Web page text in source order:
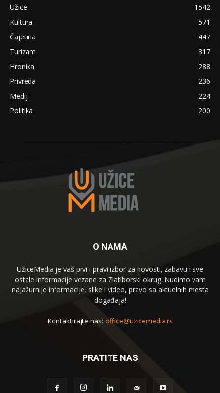
Užice
1542
Kultura
571
Čajetina
447
Turizam
317
Hronika
288
Privreda
236
Mediji
224
Politika
200
O NAMA
UžiceMedia je vaš prvi i pravi izbor za novosti, zabavu i sve
ostale informacije vezane za Zlatiborski okrug. Nudimo vam
najažurnije informacije, slike i video, pravo sa aktuelnih mesta
događaja!
Kontaktirajte nas: office@uzicemedia.rs
PRATITE NAS